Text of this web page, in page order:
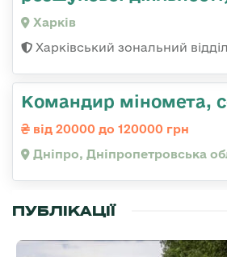
Харків
Харківський зональний
Командир міномета,
від 20000 до 120000 грн
Дніпро, Дніпропетровська
ПУБЛІКАЦІЇ